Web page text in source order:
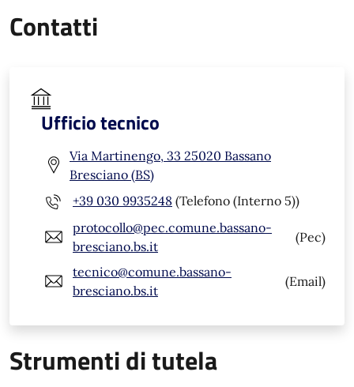
Contatti
Ufficio tecnico
Via Martinengo, 33 25020 Bassano
Bresciano (BS)
+39 030 9935248 (Telefono (Interno 5))
protocollo@pec.comune.bassano-
bresciano.bs.it
(Pec)
tecnico@comune.bassano-
bresciano.bs.it
(Email)
Strumenti di tutela